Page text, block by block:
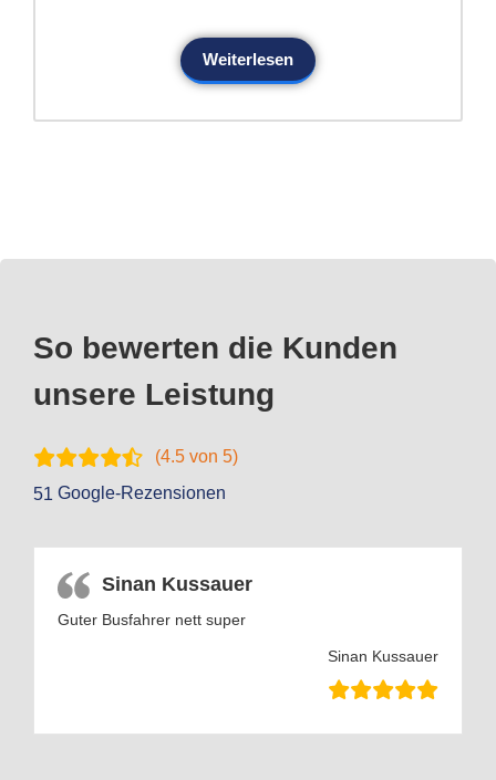
Weiterlesen
So bewerten die Kunden
unsere Leistung
(4.5 von 5)
51 Google-Rezensionen
Sinan Kussauer
Guter Busfahrer nett super
Sinan Kussauer